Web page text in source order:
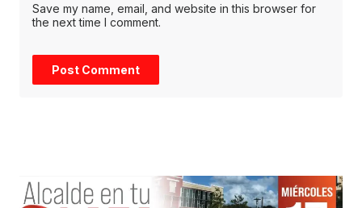
Save my name, email, and website in this browser for
the next time I comment.